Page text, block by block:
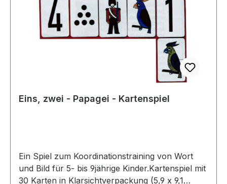
Eins, zwei - Papagei - Kartenspiel
Ein Spiel zum Koordinationstraining von Wort
und Bild für 5- bis 9jährige Kinder.Kartenspiel mit
30 Karten in Klarsichtverpackung (5,9 x 9,1